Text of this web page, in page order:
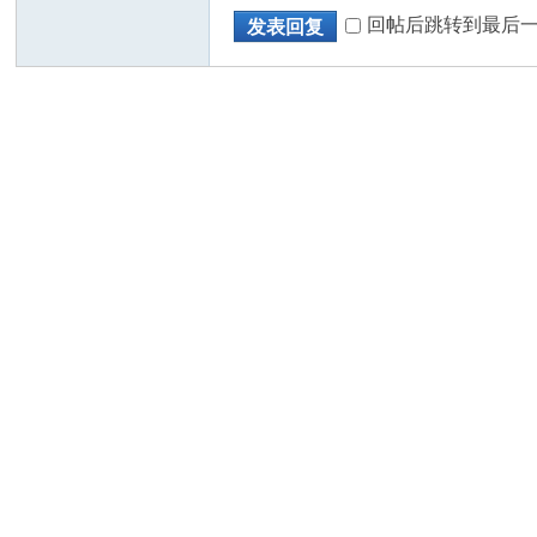
发表回复 回帖后跳转到最后